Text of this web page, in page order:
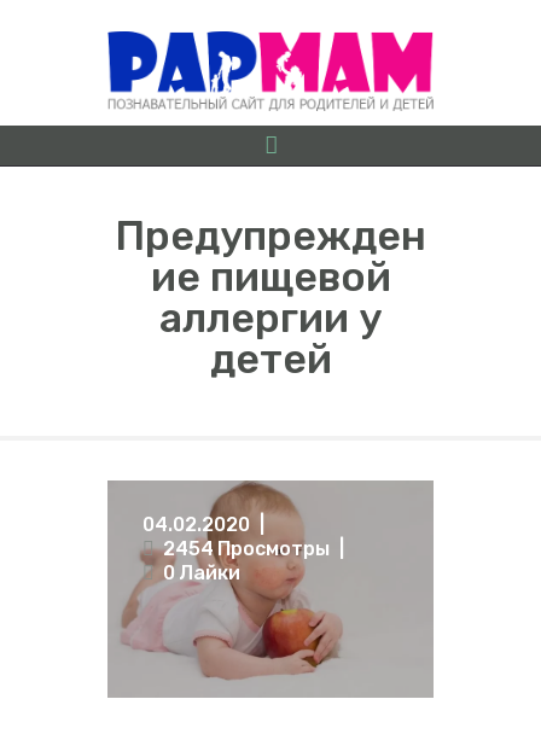
Предупрежден
ие пищевой
аллергии у
детей
О ПРОЕКТЕ
БЕРЕМЕННОСТЬ ОТ
ЛАЙФХАКИ
ВИДЕО
ФОРУМ
04.02.2020
2454 Просмотры
0 Лайки